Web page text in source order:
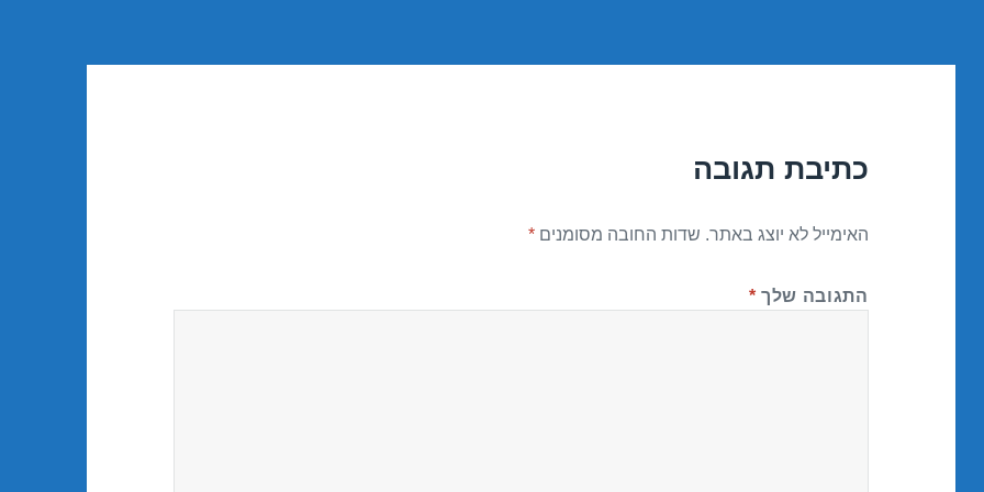
כתיבת תגובה
האימייל לא יוצג באתר. שדות החובה מסומנים*
התגובה שלך *